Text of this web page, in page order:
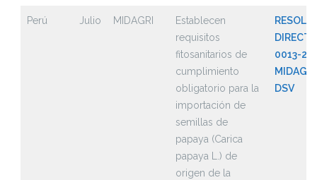
Perú Julio MIDAGRI
Establecen
requisitos
fitosanitarios de
cumplimiento
obligatorio para la
importación de
semillas de
papaya (Carica
papaya L.) de
origen de la
0013-
DSV